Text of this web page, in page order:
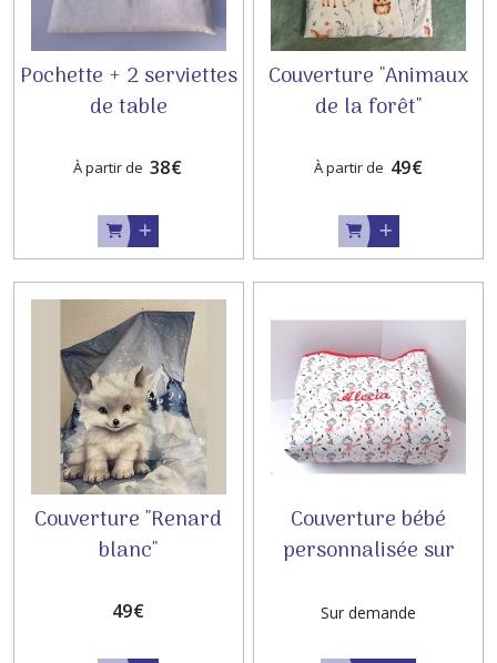
Pochette + 2 serviettes
de table
À partir de 38€
Couverture "Animaux
de la forêt"
À partir de 49€
Couverture "Renard
blanc"
49€
Couverture bébé
personnalisée sur
Sur demande